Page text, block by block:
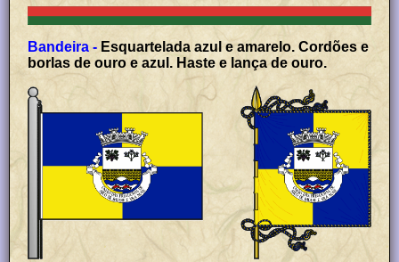
Bandeira - Esquartelada azul e amarelo. Cordões e
borlas de ouro e azul. Haste e lança de ouro.